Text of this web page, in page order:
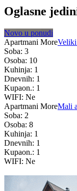
Oglasne
Novo u ponudi
Apartmani MoreVeliki
Soba: 3
Osoba: 10
Kuhinja: 1
Dnevnih: 1
Kupaon.: 1
WIFI: Ne
Apartmani MoreMali
Soba: 2
Osoba: 8
Kuhinja: 1
Dnevnih: 1
Kupaon.: 1
WIFI: Ne